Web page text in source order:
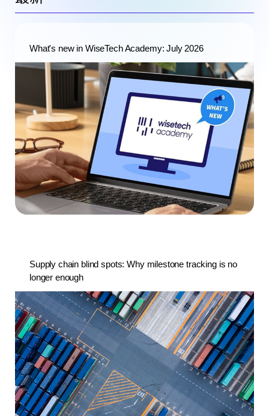
What's new in WiseTech Academy: July 2026
Supply chain blind spots: Why milestone tracking is no
longer enough